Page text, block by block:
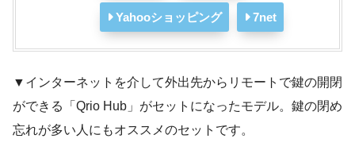
Yahooショッピング 7net
▼インターネットを介して外出先からリモートで鍵の開閉
ができる「Qrio Hub」がセットになったモデル。鍵の閉め
忘れが多い人にもオススメのセットです。